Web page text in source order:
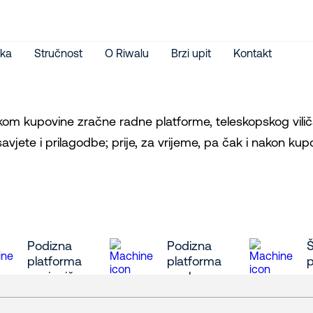
Stručnost O Riwalu Brzi upit Kontakt
kupovine zračne radne platforme, teleskopskog
i prilagodbe; prije, za vrijeme, pa čak i nakon
Podizna
platforma
gusjeničar
Podizna
platforma
pauk